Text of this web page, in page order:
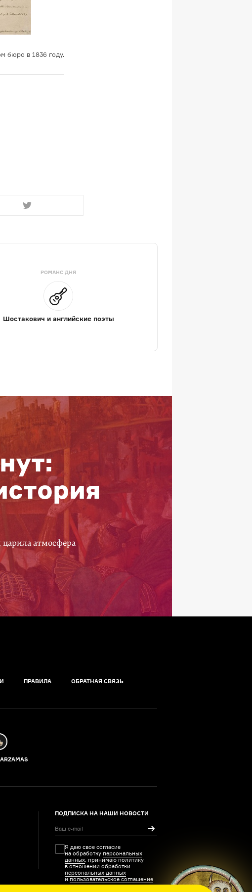
бюро в 1836 году.
РОМАНС ДНЯ
Шостакович и английские поэты
атмосфера
ПРАВИЛА ОБРАТНАЯ СВЯЗЬ
ПОДПИСКА НА НАШИ НОВОСТИ
Я даю свое согласие
на обработку персональных
данных, принимаю политику
в отношении обработки
персональных данных
и пользовательское соглашение